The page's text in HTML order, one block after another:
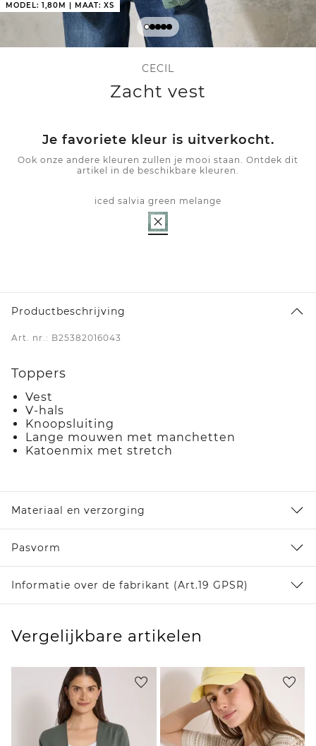
MODEL: 1,80M | MAAT: XS
CECIL
Zacht vest
Je favoriete kleur is uitverkocht.
Ook onze andere kleuren zullen je mooi staan. Ontdek dit
artikel in de beschikbare kleuren.
iced salvia green melange
Productbeschrijving
Art. nr.: B25382016043
Toppers
Vest
V-hals
Knoopsluiting
Lange mouwen met manchetten
Katoenmix met stretch
Materiaal en verzorging
Pasvorm
Informatie over de fabrikant (Art.19 GPSR)
Vergelijkbare artikelen